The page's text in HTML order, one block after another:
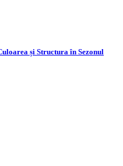
și Structura în Sezonul